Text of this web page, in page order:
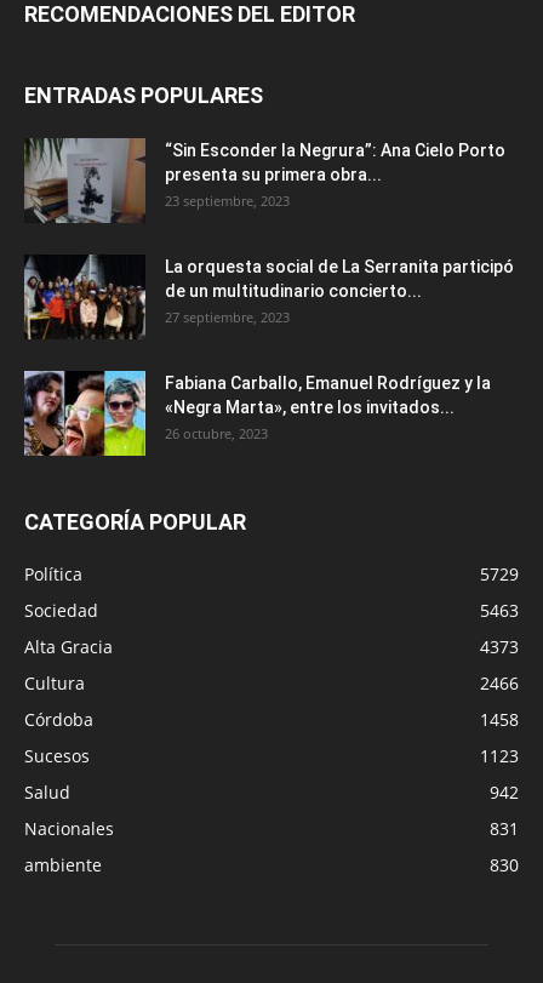
RECOMENDACIONES DEL EDITOR
ENTRADAS POPULARES
“Sin Esconder la Negrura”: Ana Cielo Porto
presenta su primera obra...
23 septiembre, 2023
La orquesta social de La Serranita participó
de un multitudinario concierto...
27 septiembre, 2023
Fabiana Carballo, Emanuel Rodríguez y la
«Negra Marta», entre los invitados...
26 octubre, 2023
CATEGORÍA POPULAR
Política
5729
Sociedad
5463
Alta Gracia
4373
Cultura
2466
Córdoba
1458
Sucesos
1123
Salud
942
Nacionales
831
ambiente
830